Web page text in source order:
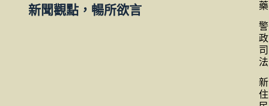
新聞觀點，暢所欲言
藥
警
政
司
法
新
住